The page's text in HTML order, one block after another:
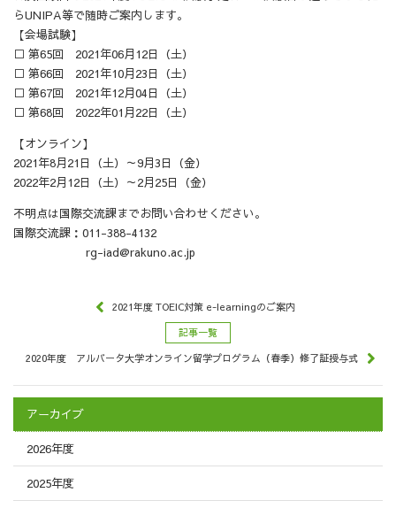
らUNIPA等で随時ご案内します。
【会場試験】
□ 第65回 2021年06月12日（土）
□ 第66回 2021年10月23日（土）
□ 第67回 2021年12月04日（土）
□ 第68回 2022年01月22日（土）
【オンライン】
2021年8月21日（土）～9月3日（金）
2022年2月12日（土）～2月25日（金）
不明点は国際交流課までお問い合わせください。
国際交流課：011-388-4132
rg-iad@rakuno.ac.jp
2021年度 TOEIC対策 e-learningのご案内
記事一覧
2020年度 アルバータ大学オンライン留学プログラム（春季）修了証授与式
アーカイブ
2026年度
2025年度